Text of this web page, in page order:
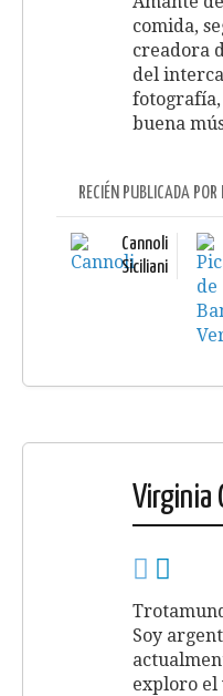
comida,
creadora
del
buena
RECIÉN PUBLICADA
Cannoli
Siciliani
Virginia
Soy
exploro el